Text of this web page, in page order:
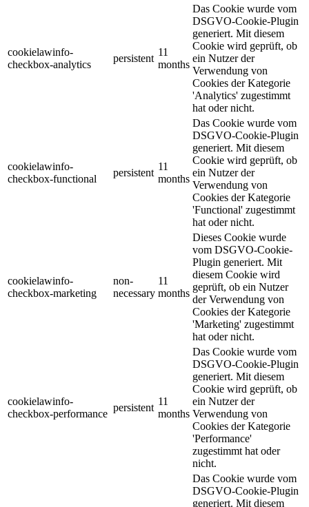
cookielawinfo-
checkbox-analytics
persistent
11
months
Das Cookie wurde vom
DSGVO-Cookie-Plugin
generiert. Mit diesem
Cookie wird geprüft, ob
ein Nutzer der
Verwendung von
Cookies der Kategorie
'Analytics' zugestimmt
hat oder nicht.
cookielawinfo-
checkbox-functional
persistent
11
months
Das Cookie wurde vom
DSGVO-Cookie-Plugin
generiert. Mit diesem
Cookie wird geprüft, ob
ein Nutzer der
Verwendung von
Cookies der Kategorie
'Functional' zugestimmt
hat oder nicht.
cookielawinfo-
checkbox-marketing
non-
necessary
11
months
Dieses Cookie wurde
vom DSGVO-Cookie-
Plugin generiert. Mit
diesem Cookie wird
geprüft, ob ein Nutzer
der Verwendung von
Cookies der Kategorie
'Marketing' zugestimmt
hat oder nicht.
cookielawinfo-
checkbox-performance
persistent
11
months
Das Cookie wurde vom
DSGVO-Cookie-Plugin
generiert. Mit diesem
Cookie wird geprüft, ob
ein Nutzer der
Verwendung von
Cookies der Kategorie
'Performance'
zugestimmt hat oder
nicht.
Das Cookie wurde vom
DSGVO-Cookie-Plugin
generiert. Mit diesem